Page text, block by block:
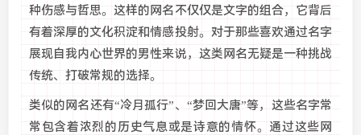
种伤感与哲思。这样的网名不仅仅是文字的组合，它背后
有着深厚的文化积淀和情感投射。对于那些喜欢通过名字
展现自我内心世界的男性来说，这类网名无疑是一种挑战
传统、打破常规的选择。
类似的网名还有“冷月孤行”、“梦回大唐”等，这些名字常
常包含着浓烈的历史气息或是诗意的情怀。通过这些网